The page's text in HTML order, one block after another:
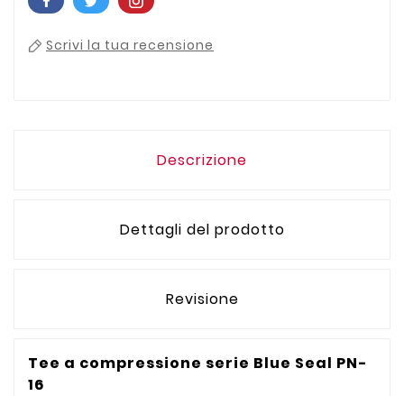
Scrivi la tua recensione
Descrizione
Dettagli del prodotto
Revisione
Tee a compressione serie Blue Seal PN-
16